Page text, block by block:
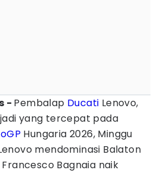
- Pembalap Ducati Lenovo,
yang tercepat pada
Hungaria 2026, Minggu
mendominasi Balaton
Bagnaia naik